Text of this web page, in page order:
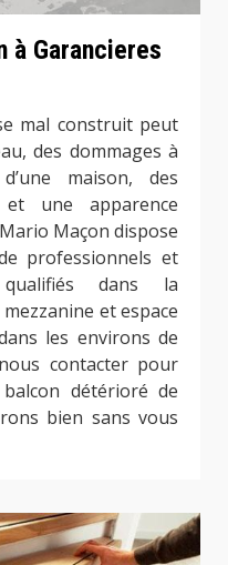
à Garancieres
mal construit peut
des dommages à
maison, des
une apparence
Maçon dispose
professionnels et
qualifiés dans la
et espace
les environs de
contacter pour
détérioré de
bien sans vous